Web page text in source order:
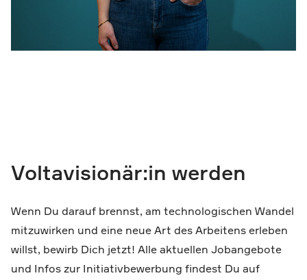
Voltavisionär:in werden
Wenn Du darauf brennst, am technologischen Wandel
mitzuwirken und eine neue Art des Arbeitens erleben
willst, bewirb Dich jetzt! Alle aktuellen Jobangebote
und Infos zur Initiativbewerbung findest Du auf